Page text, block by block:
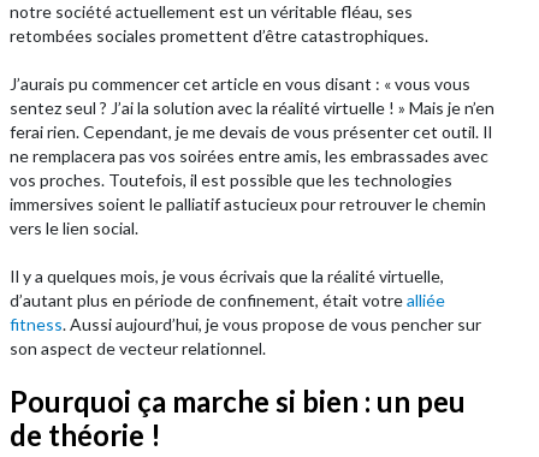
notre société actuellement est un véritable fléau, ses
retombées sociales promettent d’être catastrophiques.
J’aurais pu commencer cet article en vous disant : « vous vous
sentez seul ? J’ai la solution avec la réalité virtuelle ! » Mais je n’en
ferai rien. Cependant, je me devais de vous présenter cet outil. Il
ne remplacera pas vos soirées entre amis, les embrassades avec
vos proches. Toutefois, il est possible que les technologies
immersives soient le palliatif astucieux pour retrouver le chemin
vers le lien social.
Il y a quelques mois, je vous écrivais que la réalité virtuelle,
d’autant plus en période de confinement, était votrealliée
fitness. Aussi aujourd’hui, je vous propose de vous pencher sur
son aspect de vecteur relationnel.
Pourquoi ça marche si bien : un peu
de théorie !